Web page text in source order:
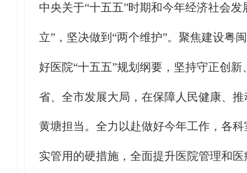
中央关于“十五五”时期和今年经济社会
立”，坚决做到“两个维护”。聚焦建设粤
好医院“十五五”规划纲要，坚持守正创
省、全市发展大局，在保障人民健康、
黄塘担当。全力以赴做好今年工作，各
实管用的硬措施，全面提升医院管理和